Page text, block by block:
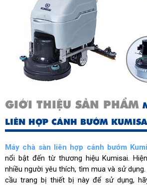
Xuất xứ:
Chính
công
GIỚI THIỆU SẢN PHẨM
LIÊN HỢP CÁNH BƯỚM
Máy chà sàn liên hợp cánh bướm
nổi bật đến từ thương hiệu Kumisai.
nhiều người yêu thích, tìm mua và sử
cầu trang bị thiết bị này để sử dụng,